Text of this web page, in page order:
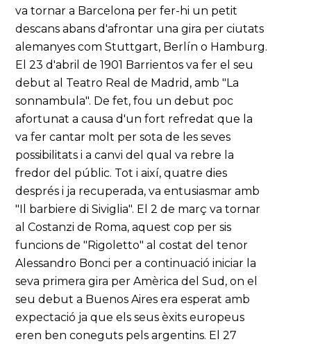
va tornar a Barcelona per fer-hi un petit
descans abans d'afrontar una gira per ciutats
alemanyes com Stuttgart, Berlín o Hamburg.
El 23 d'abril de 1901 Barrientos va fer el seu
debut al Teatro Real de Madrid, amb "La
sonnambula". De fet, fou un debut poc
afortunat a causa d'un fort refredat que la
va fer cantar molt per sota de les seves
possibilitats i a canvi del qual va rebre la
fredor del públic. Tot i així, quatre dies
després i ja recuperada, va entusiasmar amb
"Il barbiere di Siviglia". El 2 de març va tornar
al Costanzi de Roma, aquest cop per sis
funcions de "Rigoletto" al costat del tenor
Alessandro Bonci per a continuació iniciar la
seva primera gira per Amèrica del Sud, on el
seu debut a Buenos Aires era esperat amb
expectació ja que els seus èxits europeus
eren ben coneguts pels argentins. El 27